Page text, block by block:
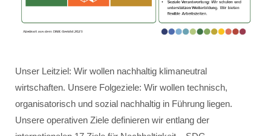
Unser Leitziel: Wir wollen nachhaltig klimaneutral
wirtschaften. Unsere Folgeziele: Wir wollen technisch,
organisatorisch und sozial nachhaltig in Führung liegen.
Unsere operativen Ziele definieren wir entlang der